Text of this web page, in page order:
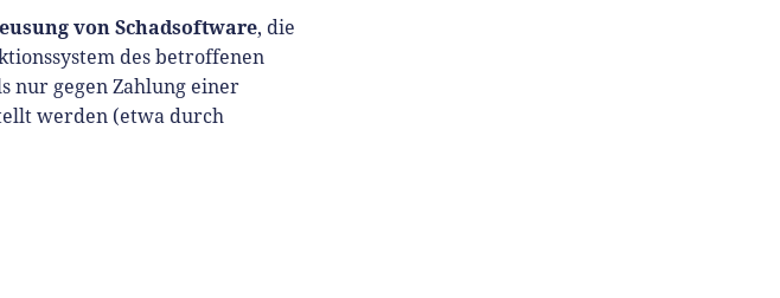
von Schadsoftware, die
des betroffenen
nur gegen Zahlung einer
werden (etwa durch